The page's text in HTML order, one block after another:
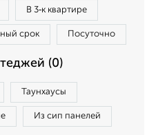
В 3‑к квартире
срок Посуточно
(0)
Таунхаусы
Из сип панелей